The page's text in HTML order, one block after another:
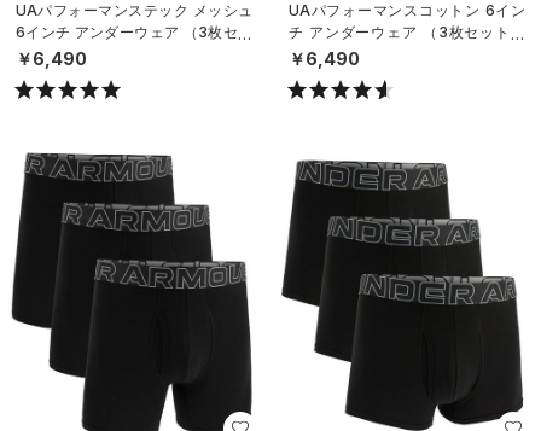
UAパフォーマンステック メッシュ
6インチ アンダーウェア （3枚セッ
ト）（トレーニング/MEN）
￥6,490
UAパフォーマンスコットン 6イン
チ アンダーウェア （3枚セット）
（トレーニング/MEN）
￥6,490